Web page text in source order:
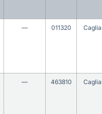
— 011320
— 463810